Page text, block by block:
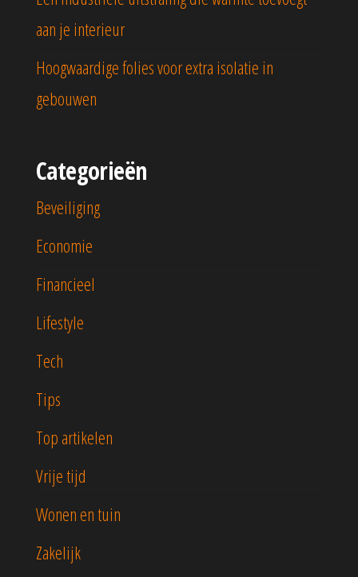
aan je interieur
Hoogwaardige folies voor extra isolatie in
gebouwen
Categorieën
Beveiliging
Economie
Financieel
Lifestyle
Tech
Tips
Top artikelen
Vrije tijd
Wonen en tuin
Zakelijk